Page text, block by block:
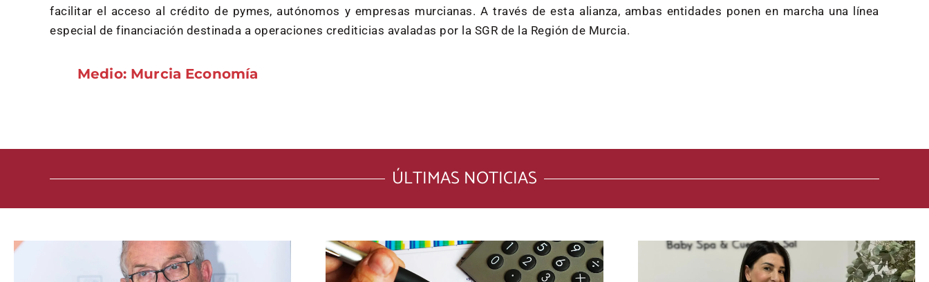
facilitar el acceso al crédito de pymes, autónomos y empresas murcianas. A través de esta alianza, ambas entidades ponen en marcha una línea
especial de financiación destinada a operaciones crediticias avaladas por la SGR de la Región de Murcia.
Medio: Murcia Economía
ÚLTIMAS NOTICIAS